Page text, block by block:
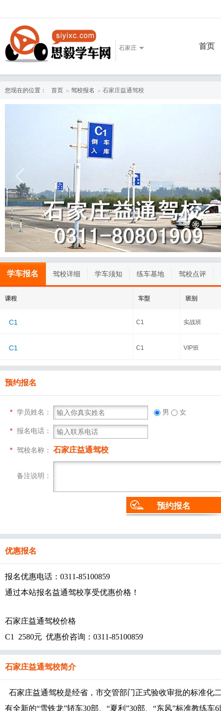
石家庄 首页
您现在的位置： 首页 驾校报名 石家庄益通驾校
学车报名 驾校详细 学车须知 练车基地 驾校点评
课程 车型 班别
C1 C1 实战班
C1 C1 VIP班
预约报名
* 学员姓名： 男 女
* 报名电话：
* 驾校名称： 石家庄益通驾校
备注说明：
预约报名
优惠报名
报名优惠电话：0311-85100859
通过本站报名益通驾校享受优惠价格！
石家庄益通驾校价格
C1 2580元 优惠价咨询：0311-85100859
石家庄益通驾校简介
石家庄益通驾校是经省，市交管部门正式验收审批的标准化
有全新的“雪铁龙”轿车30部、“夏利”30部、“东风”标准教练车